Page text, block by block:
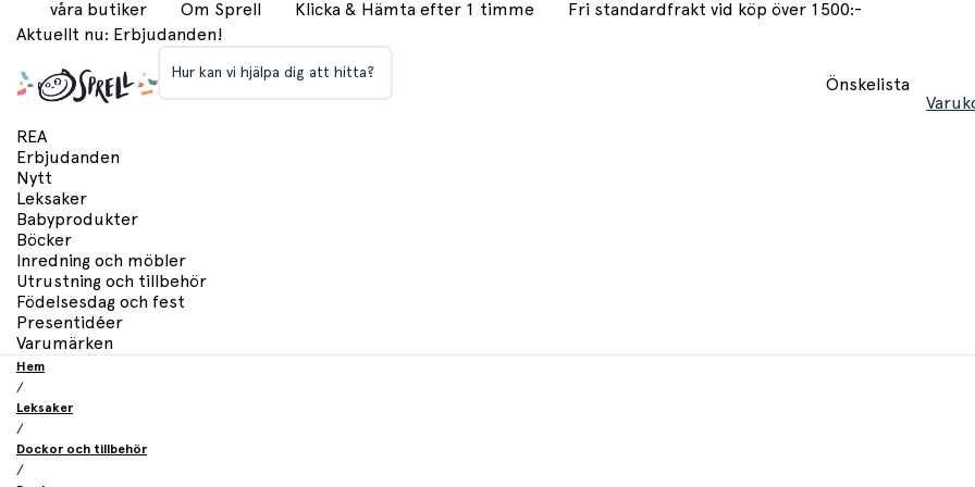
våra butiker Om Sprell Klicka & Hämta efter 1 timme
Fri standardfrakt vid köp över 1500:-
Aktuellt nu: Erbjudanden!
Hur kan vi hjälpa dig att hitta?
Önskelista
REA
Erbjudanden
Nytt
Leksaker
Babyprodukter
Böcker
Inredning och möbler
Utrustning och tillbehör
Födelsesdag och fest
Presentidéer
Varumärken
Hem
/
Leksaker
/
Dockor och tillbehör
/